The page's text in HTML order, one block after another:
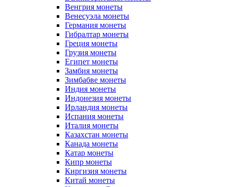
Венгрия монеты
Венесуэла монеты
Германия монеты
Гибралтар монеты
Греция монеты
Грузия монеты
Египет монеты
Замбия монеты
Зимбабве монеты
Индия монеты
Индонезия монеты
Ирландия монеты
Испания монеты
Италия монеты
Казахстан монеты
Канада монеты
Катар монеты
Кипр монеты
Киргизия монеты
Китай монеты